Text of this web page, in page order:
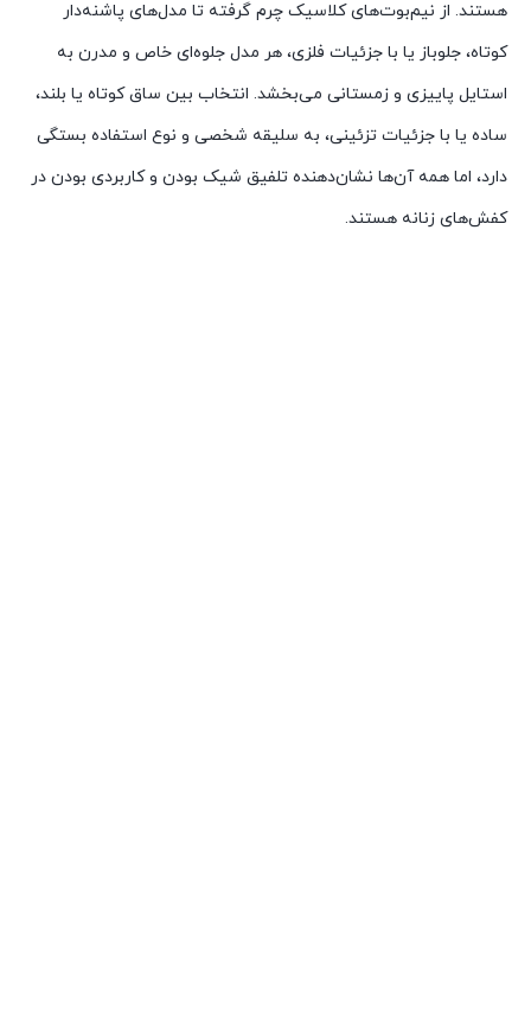
هستند. از نیم‌بوت‌های کلاسیک چرم گرفته تا مدل‌های پاشنه‌دار
کوتاه، جلوباز یا با جزئیات فلزی، هر مدل جلوه‌ای خاص و مدرن به
استایل پاییزی و زمستانی می‌بخشد. انتخاب بین ساق کوتاه یا بلند،
ساده یا با جزئیات تزئینی، به سلیقه شخصی و نوع استفاده بستگی
دارد، اما همه آن‌ها نشان‌دهنده تلفیق شیک بودن و کاربردی بودن در
کفش‌های زنانه هستند.